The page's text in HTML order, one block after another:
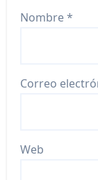
Nombre*
Correo
Web